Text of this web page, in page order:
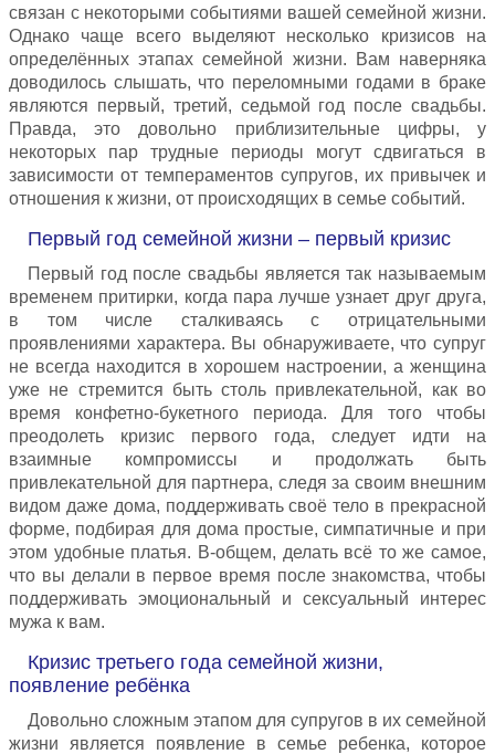
связан с некоторыми событиями вашей семейной жизни.
Однако чаще всего выделяют несколько кризисов на
определённых этапах семейной жизни. Вам наверняка
доводилось слышать, что переломными годами в браке
являются первый, третий, седьмой год после свадьбы.
Правда, это довольно приблизительные цифры, у
некоторых пар трудные периоды могут сдвигаться в
зависимости от темпераментов супругов, их привычек и
отношения к жизни, от происходящих в семье событий.
Первый год семейной жизни – первый кризис
Первый год после свадьбы является так называемым
временем притирки, когда пара лучше узнает друг друга,
в том числе сталкиваясь с отрицательными
проявлениями характера. Вы обнаруживаете, что супруг
не всегда находится в хорошем настроении, а женщина
уже не стремится быть столь привлекательной, как во
время конфетно-букетного периода. Для того чтобы
преодолеть кризис первого года, следует идти на
взаимные компромиссы и продолжать быть
привлекательной для партнера, следя за своим внешним
видом даже дома, поддерживать своё тело в прекрасной
форме, подбирая для дома простые, симпатичные и при
этом удобные платья. В-общем, делать всё то же самое,
что вы делали в первое время после знакомства, чтобы
поддерживать эмоциональный и сексуальный интерес
мужа к вам.
Кризис третьего года семейной жизни,
появление ребёнка
Довольно сложным этапом для супругов в их семейной
жизни является появление в семье ребенка, которое